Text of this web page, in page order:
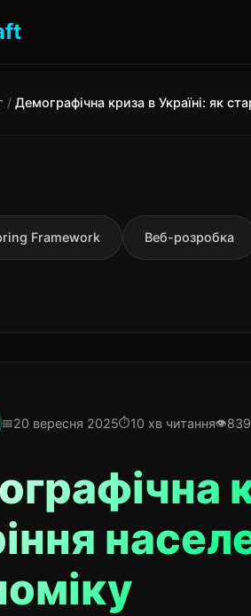
/
Framework Веб-розробка
20 вересня 2025 10 хв читання